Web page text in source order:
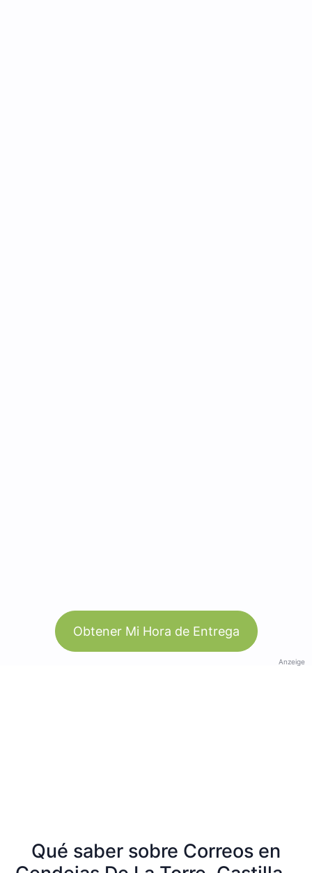
Obtener Mi Hora de Entrega
Anzeige
Qué saber sobre Correos en